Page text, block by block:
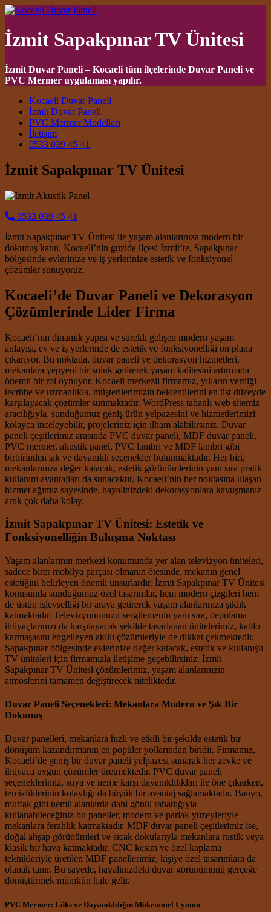
İzmit Sapakpınar TV Ünitesi
İzmit Duvar Paneli – Kocaeli tüm ilçelerinde Duvar Paneli ve
PVC Mermer uygulaması yapılır.
Main Navigation
Kocaeli Duvar Paneli
İzmit Duvar Paneli
PVC Mermer Modelleri
İletişim
0533 039 45 41
İzmit Sapakpınar TV Ünitesi
0533 039 45 41
İzmit Sapakpınar TV Ünitesi ile yaşam alanlarınıza modern bir
dokunuş katın. Kocaeli’nin güzide ilçesi İzmit’te, Sapakpınar
bölgesinde evlerinize ve iş yerlerinize estetik ve fonksiyonel
çözümler sunuyoruz.
Kocaeli’de Duvar Paneli ve Dekorasyon
Çözümlerinde Lider Firma
Kocaeli’nin dinamik yapısı ve sürekli gelişen modern yaşam
anlayışı, ev ve iş yerlerinde de estetik ve fonksiyonelliği ön plana
çıkarıyor. Bu noktada, duvar paneli ve dekorasyon hizmetleri,
mekanlara yepyeni bir soluk getirerek yaşam kalitesini artırmada
önemli bir rol oynuyor. Kocaeli merkezli firmamız, yılların verdiği
tecrübe ve uzmanlıkla, müşterilerimizin beklentilerini en üst düzeyde
karşılayacak çözümler sunmaktadır. WordPress tabanlı web sitemiz
aracılığıyla, sunduğumuz geniş ürün yelpazesini ve hizmetlerimizi
kolayca inceleyebilir, projeleriniz için ilham alabilirsiniz. Duvar
paneli çeşitlerimiz arasında PVC duvar paneli, MDF duvar paneli,
PVC mermer, akustik panel, PVC lambri ve MDF lambri gibi
birbirinden şık ve dayanıklı seçenekler bulunmaktadır. Her biri,
mekanlarınıza değer katacak, estetik görünümlerinin yanı sıra pratik
kullanım avantajları da sunacaktır. Kocaeli’nin her noktasına ulaşan
hizmet ağımız sayesinde, hayalinizdeki dekorasyonlara kavuşmanız
artık çok daha kolay.
İzmit Sapakpınar TV Ünitesi: Estetik ve
Fonksiyonelliğin Buluşma Noktası
Yaşam alanlarının merkezi konumunda yer alan televizyon üniteleri,
sadece birer mobilya parçası olmanın ötesinde, mekanın genel
estetiğini belirleyen önemli unsurlardır. İzmit Sapakpınar TV Ünitesi
konusunda sunduğumuz özel tasarımlar, hem modern çizgileri hem
de üstün işlevselliği bir araya getirerek yaşam alanlarınıza şıklık
katmaktadır. Televizyonunuzu sergilemenin yanı sıra, depolama
ihtiyaçlarınızı da karşılayacak şekilde tasarlanan ünitelerimiz, kablo
karmaşasını engelleyen akıllı çözümleriyle de dikkat çekmektedir.
Sapakpınar bölgesinde evlerinize değer katacak, estetik ve kullanışlı
TV üniteleri için firmamızla iletişime geçebilirsiniz. İzmit
Sapakpınar TV Ünitesi çözümlerimiz, yaşam alanlarınızın
atmosferini tamamen değiştirecek niteliktedir.
Duvar Paneli Seçenekleri: Mekanlara Modern ve Şık Bir
Dokunuş
Duvar panelleri, mekanlara hızlı ve etkili bir şekilde estetik bir
dönüşüm kazandırmanın en popüler yollarından biridir. Firmamız,
Kocaeli’de geniş bir duvar paneli yelpazesi sunarak her zevke ve
ihtiyaca uygun çözümler üretmektedir. PVC duvar paneli
seçeneklerimiz, suya ve neme karşı dayanıklılıkları ile öne çıkarken,
temizliklerinin kolaylığı da büyük bir avantaj sağlamaktadır. Banyo,
mutfak gibi nemli alanlarda dahi gönül rahatlığıyla
kullanabileceğiniz bu paneller, modern ve parlak yüzeyleriyle
mekanlara ferahlık katmaktadır. MDF duvar paneli çeşitlerimiz ise,
doğal ahşap görünümleri ve sıcak dokularıyla mekanlara rustik veya
klasik bir hava katmaktadır. CNC kesim ve özel kaplama
teknikleriyle üretilen MDF panellerimiz, kişiye özel tasarımlara da
olanak tanır. Bu sayede, hayalinizdeki duvar görünümünü gerçeğe
dönüştürmek mümkün hale gelir.
PVC Mermer: Lüks ve Dayanıklılığın Mükemmel Uyumu